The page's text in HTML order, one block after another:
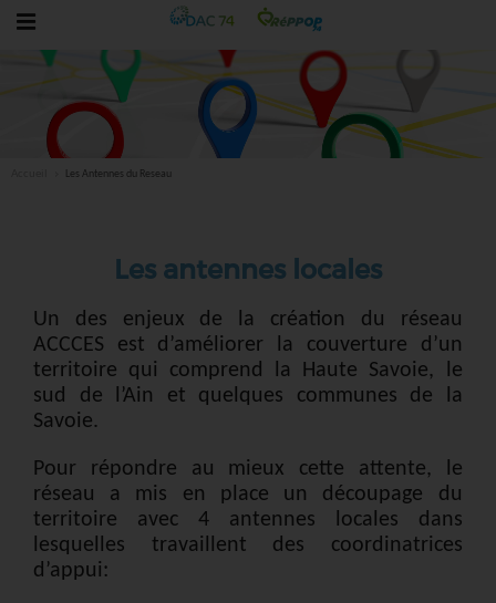
Les Antennes du Reseau
Les antennes locales
Un des enjeux de la création du réseau
ACCCES est d’améliorer la couverture d’un
territoire qui comprend la Haute Savoie, le
sud de l’Ain et quelques communes de la
Savoie.
Pour répondre au mieux cette attente, le
réseau a mis en place un découpage du
territoire avec 4 antennes locales dans
lesquelles travaillent des coordinatrices
d’appui: